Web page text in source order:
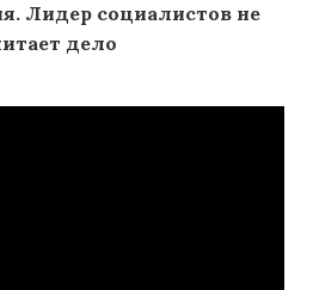
Лидер социалистов не
дело